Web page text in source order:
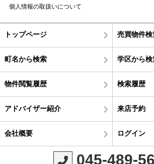
個人情報の取扱いについて
トップページ 売買物件検
町名から検索 学区から検
物件閲覧履歴 検索履歴
アドバイザー紹介 来店予約
会社概要 ログイン
045-489-